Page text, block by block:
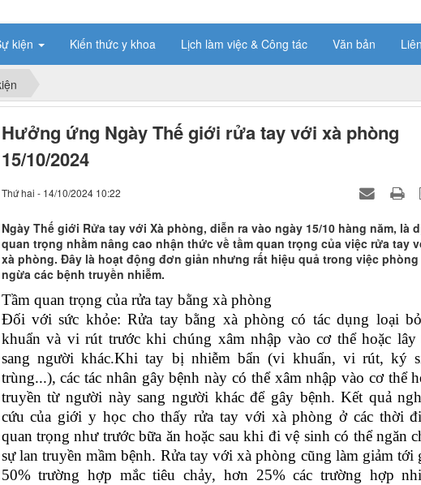
kiện Kiến thức y khoa Lịch làm việc & Công tác Văn bản
Hưởng ứng Ngày Thế giới rửa tay với xà phòng
15/10/2024
Thứ hai - 14/10/2024 10:22
Ngày Thế giới Rửa tay với Xà phòng, diễn ra vào ngày 15/10 hàng năm, là
quan trọng nhằm nâng cao nhận thức về tầm quan trọng của việc rửa tay
xà phòng. Đây là hoạt động đơn giản nhưng rất hiệu quả trong việc phòng
ngừa các bệnh truyền nhiễm.
Tầm quan trọng của rửa tay bằng xà phòng
Đối với sức khỏe: Rửa tay bằng xà phòng có tác dụng loại
khuẩn và vi rút trước khi chúng xâm nhập vào cơ thể hoặc lây
sang người khác.Khi tay bị nhiễm bẩn (vi khuẩn, vi rút, ký
trùng...), các tác nhân gây bệnh này có thể xâm nhập vào cơ thể
truyền từ người này sang người khác để gây bệnh. Kết quả
cứu của giới y học cho thấy rửa tay với xà phòng ở các thời
quan trọng như trước bữa ăn hoặc sau khi đi vệ sinh có thể ngăn
sự lan truyền mầm bệnh. Rửa tay với xà phòng cũng làm giảm tới
50% trường hợp mắc tiêu chảy, hơn 25% các trường hợp